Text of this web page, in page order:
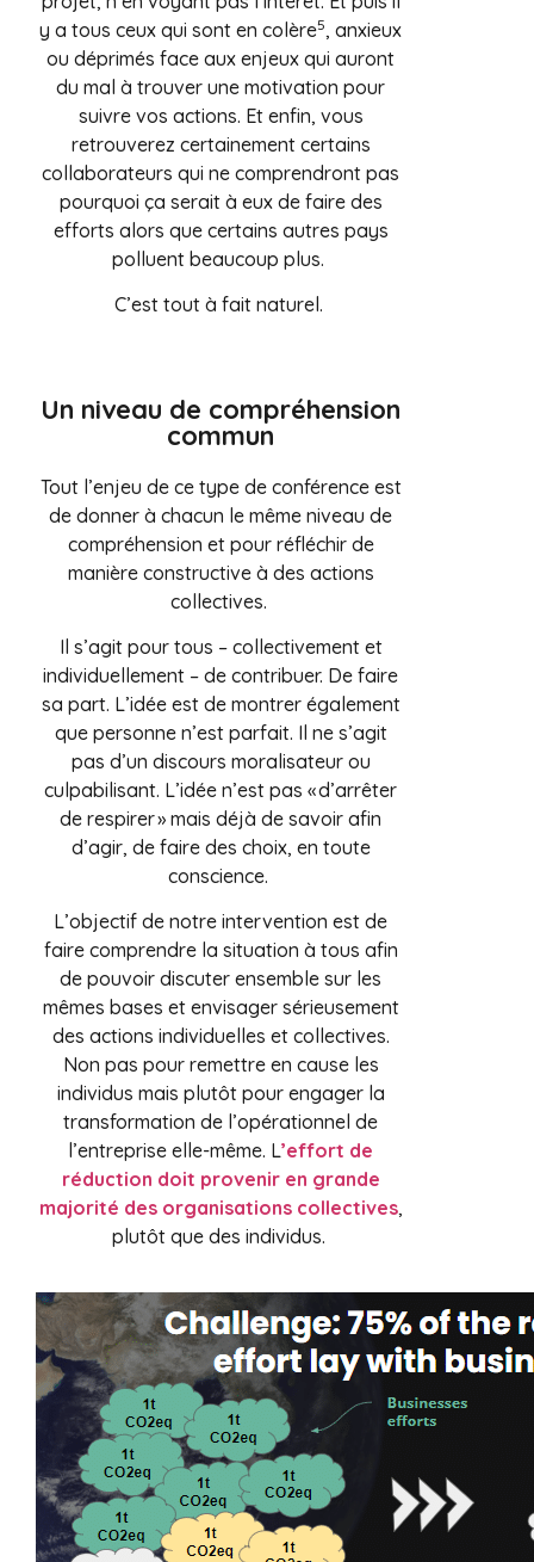
y a tous ceux qui sont en colère5, anxieux
ou déprimés face aux enjeux qui auront
du mal à trouver une motivation pour
suivre vos actions. Et enfin, vous
retrouverez certainement certains
collaborateurs qui ne comprendront pas
pourquoi ça serait à eux de faire des
efforts alors que certains autres pays
polluent beaucoup plus.
C’est tout à fait naturel.
Un niveau de compréhension
commun
Tout l’enjeu de ce type de conférence est
de donner à chacun le même niveau de
compréhension et pour réfléchir de
manière constructive à des actions
collectives.
Il s’agit pour tous – collectivement et
individuellement – de contribuer. De faire
sa part. L’idée est de montrer également
que personne n’est parfait. Il ne s’agit
pas d’un discours moralisateur ou
culpabilisant. L’idée n’est pas « d’arrêter
de respirer » mais déjà de savoir afin
d’agir, de faire des choix, en toute
conscience.
L’objectif de notre intervention est de
faire comprendre la situation à tous afin
de pouvoir discuter ensemble sur les
mêmes bases et envisager sérieusement
des actions individuelles et collectives.
Non pas pour remettre en cause les
individus mais plutôt pour engager la
transformation de l’opérationnel de
l’entreprise elle-même. L’effort de
réduction doit provenir en grande
majorité des organisations collectives,
plutôt que des individus.